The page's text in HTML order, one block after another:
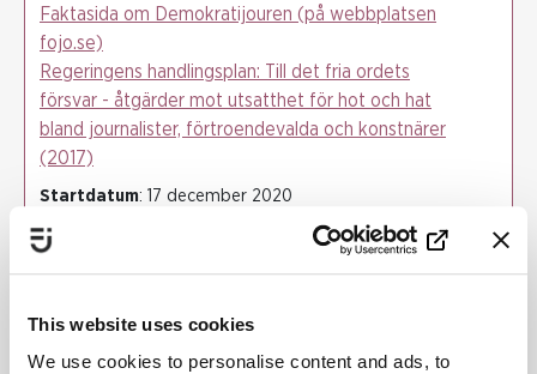
This website uses cookies
We use cookies to personalise content and ads, to
Faktasida om Demokratijouren (på webbplatsen
fojo.se)
Regeringens handlingsplan: Till det fria ordets
försvar - åtgärder mot utsatthet för hot och hat
bland journalister, förtroendevalda och konstnärer
(2017)
Startdatum: 17 december 2020
Slutdatum
LINNÉUNIVERSITETET